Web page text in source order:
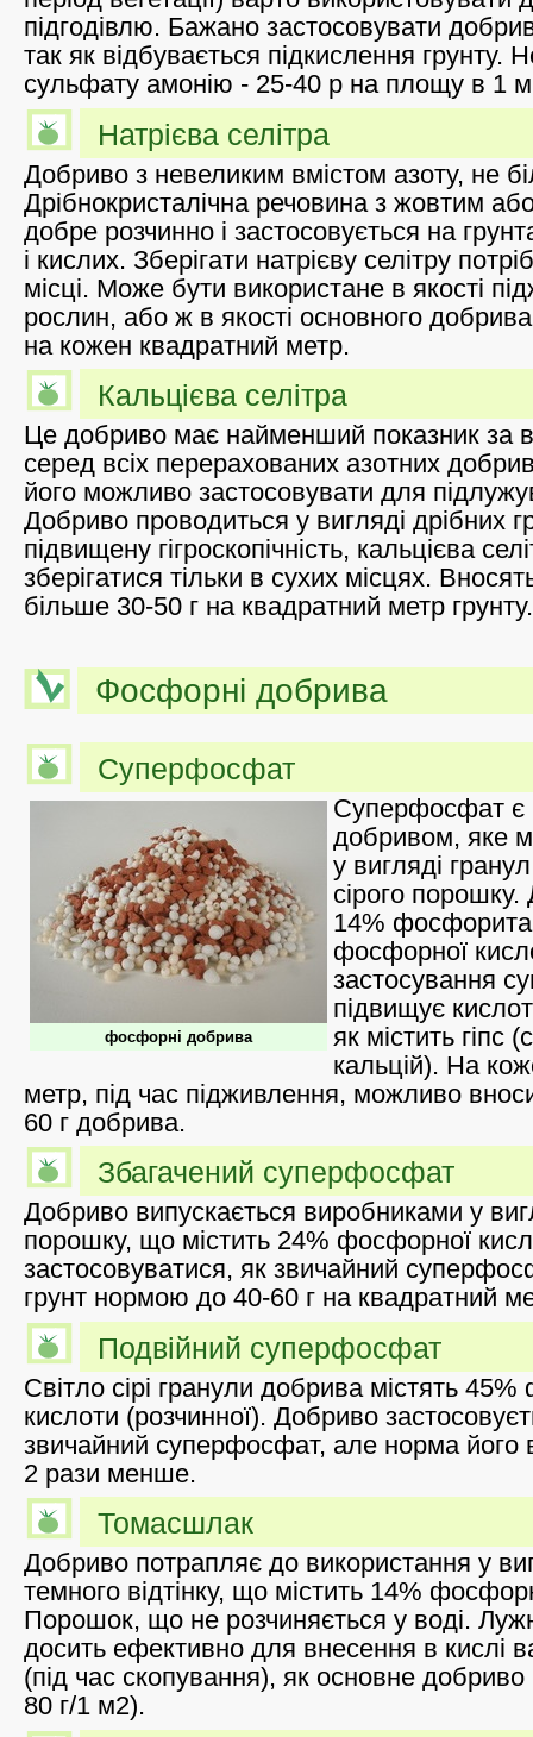
підгодівлю. Бажано застосовувати
так як відбувається підкислення грунту.
сульфату амонію - 25-40 р на площу в 1
Натрієва селітра
Добриво з невеликим вмістом азоту, не
Дрібнокристалічна речовина з жовтим
добре розчинно і застосовується на
і кислих. Зберігати натрієву селітру
місці. Може бути використане в якості
рослин, або ж в якості основного
на кожен квадратний метр.
Кальцієва селітра
Це добриво має найменший показник за
серед всіх перерахованих азотних
його можливо застосовувати для
Добриво проводиться у вигляді дрібних
підвищену гігроскопічність, кальцієва
зберігатися тільки в сухих місцях.
більше 30-50 г на квадратний метр грунту.
Фосфорні добрива
Суперфосфат
фосфорні добрива
Суперфосфат є
добривом, яке
у вигляді
сірого
14% фосфорита
фосфорної
застосування
підвищує
як містить гіпс
кальцій). На
метр, під час підживлення, можливо
60 г добрива.
Збагачений суперфосфат
Добриво випускається виробниками у
порошку, що містить 24% фосфорної
застосовуватися, як звичайний
грунт нормою до 40-60 г на квадратний
Подвійний суперфосфат
Світло сірі гранули добрива містять
кислоти (розчинної). Добриво
звичайний суперфосфат, але норма його
2 рази менше.
Томасшлак
Добриво потрапляє до використання у
темного відтінку, що містить 14%
Порошок, що не розчиняється у воді.
досить ефективно для внесення в кислі
(під час скопування), як основне
80 г/1 м2).